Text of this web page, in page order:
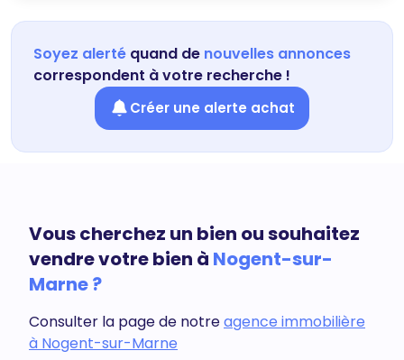
Soyez alerté quand de nouvelles annonces
correspondent à votre recherche !
Créer une alerte achat
Vous cherchez un bien ou souhaitez
vendre votre bien à Nogent-sur-
Marne ?
Consulter la page de notreagence immobilière
à Nogent-sur-Marne